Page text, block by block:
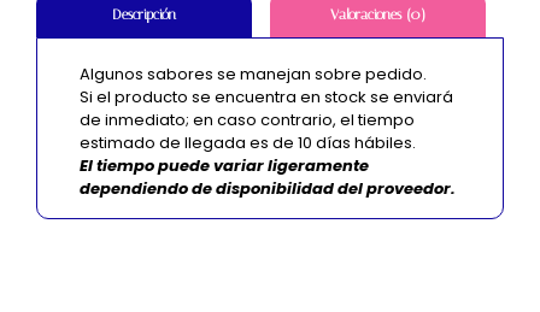
Descripción Valoraciones (0)
Algunos sabores se manejan sobre pedido.
Si el producto se encuentra en stock se enviará
de inmediato; en caso contrario, el tiempo
estimado de llegada es de 10 días hábiles.
Eltiempopuedevariarligeramente
dependiendodedisponibilidaddelproveedor.